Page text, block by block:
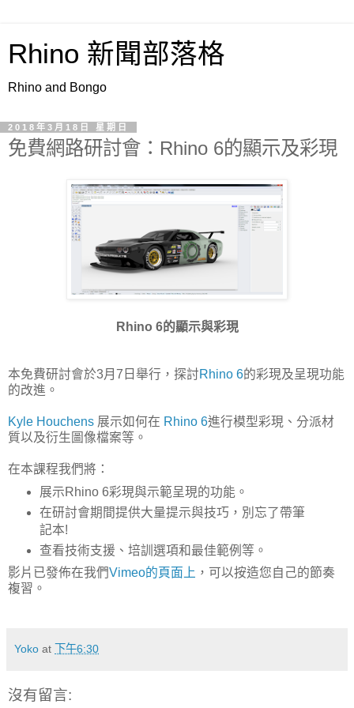
Rhino 新聞部落格
Rhino and Bongo
2018年3月18日 星期日
免費網路研討會：Rhino 6的顯示及彩現
Rhino 6的顯示與彩現
本免費研討會於3月7日舉行，探討Rhino 6的彩現及呈現功能
的改進。
Kyle Houchens 展示如何在 Rhino 6進行模型彩現、分派材
質以及衍生圖像檔案等。
在本課程我們將：
展示Rhino 6彩現與示範呈現的功能。
在研討會期間提供大量提示與技巧，別忘了帶筆
記本!
查看技術支援、培訓選項和最佳範例等。
影片已發佈在我們Vimeo的頁面上 ，可以按造您自己的節奏
複習。
Yoko at 下午6:30
沒有留言: